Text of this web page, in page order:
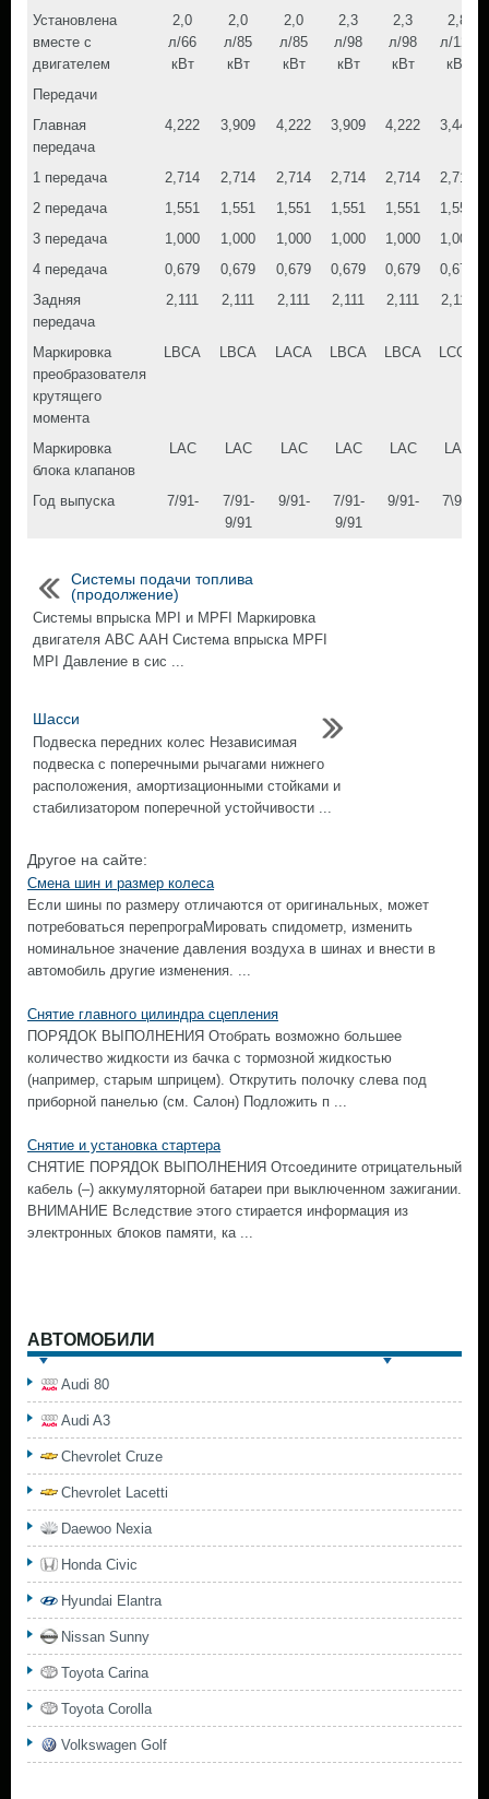
Установлена
вместе с
двигателем
2,0
л/66
кВт
2,0
л/85
кВт
2,0
л/85
кВт
2,3
л/98
кВт
2,3
л/98
кВт
2,8
л/128
кВт
Передачи
Главная
передача
4,222 3,909 4,222 3,909 4,222 3,445
1 передача 2,714 2,714 2,714 2,714 2,714
2,714
2 передача
1,551 1,551 1,551 1,551 1,551
1,551
3 передача
1,000 1,000 1,000 1,000 1,000
1,000
4 передача
0,679 0,679 0,679 0,679 0,679
0,679
Задняя
передача
2,111 2,111 2,111 2,111 2,111 2,111
Маркировка
преобразователя
крутящего
момента
LBCA LBCA LACA LBCA LBCA LCCA
Маркировка
блока клапанов
LAC LAC LAC LAC LAC LAC
Год выпуска 7/91-
7/91-
9/91
9/91-
7/91-
9/91
9/91- 7\91-
Системы подачи топлива
(продолжение)
Системы впрыска MPI и MPFI Маркировка
двигателя АВС ААН Система впрыска MPFI
MPI Давление в сис ...
Шасси
Подвеска передних колес Независимая
подвеска с поперечными рычагами нижнего
расположения, амортизационными стойками и
стабилизатором поперечной устойчивости ...
Другое на сайте:
Смена шин и размер колеса
Если шины по размеру отличаются от оригинальных, может
потребоваться перепрограМировать спидометр, изменить
номинальное значение давления воздуха в шинах и внести в
автомобиль другие изменения. ...
Снятие главного цилиндра сцепления
ПОРЯДОК ВЫПОЛНЕНИЯ Отобрать возможно большее
количество жидкости из бачка с тормозной жидкостью
(например, старым шприцем). Открутить полочку слева под
приборной панелью (см. Салон) Подложить п ...
Снятие и установка стартера
СНЯТИЕ ПОРЯДОК ВЫПОЛНЕНИЯ Отсоедините отрицательный
кабель (–) аккумуляторной батареи при выключенном зажигании.
ВНИМАНИЕ Вследствие этого стирается информация из
электронных блоков памяти, ка ...
АВТОМОБИЛИ
Audi 80
Audi A3
Chevrolet Cruze
Chevrolet Lacetti
Daewoo Nexia
Honda Civic
Hyundai Elantra
Nissan Sunny
Toyota Carina
Toyota Corolla
Volkswagen Golf